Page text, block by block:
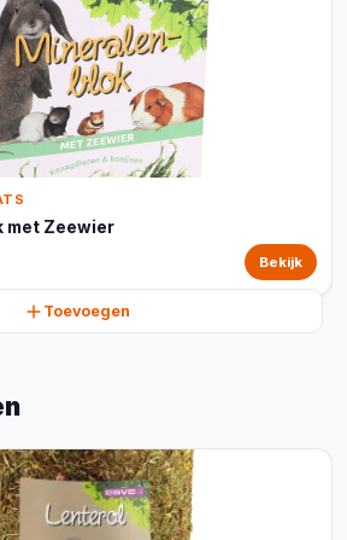
met Zeewier
Bekijk
Toevoegen